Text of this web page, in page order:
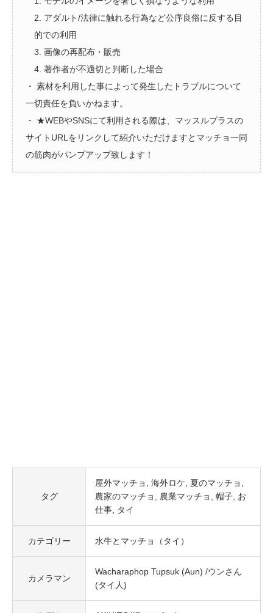
2. アダルト/法律に触れる行為など公序良俗に反する目
的での利用
3. 画像の再配布・販売
4. 著作者が不適切と判断した場合
・ 素材を利用した事によって発生したトラブルについて
一切責任を負いかねます。
・ ★WEBやSNSにて利用される際は、マッスルプラスの
サイトURLをリンクして紹介いただけますとマッチョ一同
の筋肉がパンプアップ致します！
タグ
屋外マッチョ 海外ロケ
夏のマッチョ
農家のマッチョ
農業マッチョ 帽子 お
仕事
タイ
カテゴリー 水牛とマッチョ（タイ）
カメラマン
Wacharaphop Tupsuk (Aun) /ウンさん
(タイ人)